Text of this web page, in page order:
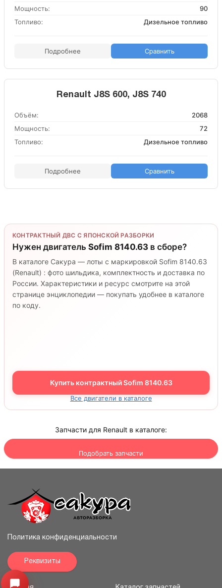
Мощность:
90
Топливо:
Дизельное топливо
Подробнее Сравнить
Renault J8S 600, J8S 740
Объём:
2068
Мощность:
72
Топливо:
Дизельное топливо
Подробнее Сравнить
КОНТРАКТНЫЙ ДВС С ЯПОНСКОЙ РАЗБОРКИ
Нужен двигатель Sofim 8140.63 в сборе?
В каталоге Сакура — лоты с маркировкой Sofim 8140.63
(Renault) : фото шильдика, комплектность и доставка по
России. Характеристики и ресурс смотрите на этой
странице энциклопедии — покупать удобнее в каталоге
по коду.
Купить контрактный Sofim 8140.63
Все двигатели в каталоге
Запчасти для Renault в каталоге:
Подобрать запчасти
Политика конфиденциальности
Реквизиты